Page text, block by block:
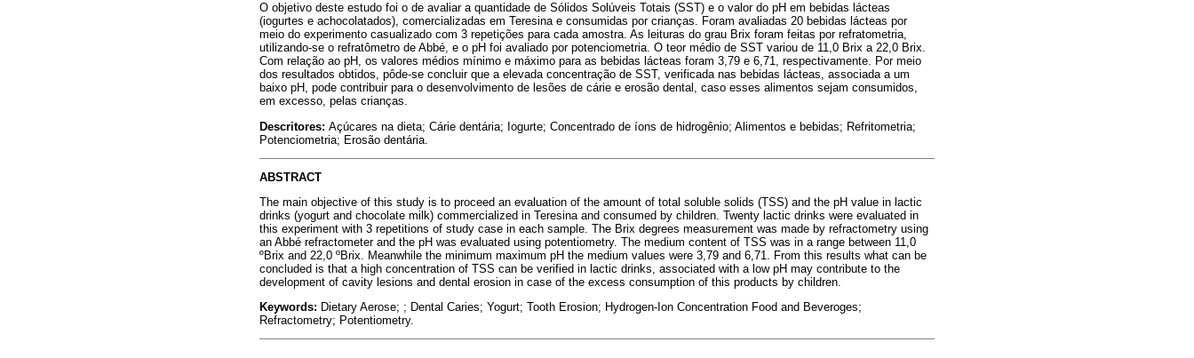
O objetivo deste estudo foi o de avaliar a quantidade de Sólidos Solúveis Totais (SST) e o valor do pH em bebidas lácteas
(iogurtes e achocolatados), comercializadas em Teresina e consumidas por crianças. Foram avaliadas 20 bebidas lácteas por
meio do experimento casualizado com 3 repetições para cada amostra. As leituras do grau Brix foram feitas por refratometria,
utilizando-se o refratômetro de Abbé, e o pH foi avaliado por potenciometria. O teor médio de SST variou de 11,0 Brix a 22,0 Brix.
Com relação ao pH, os valores médios mínimo e máximo para as bebidas lácteas foram 3,79 e 6,71, respectivamente. Por meio
dos resultados obtidos, pôde-se concluir que a elevada concentração de SST, verificada nas bebidas lácteas, associada a um
baixo pH, pode contribuir para o desenvolvimento de lesões de cárie e erosão dental, caso esses alimentos sejam consumidos,
em excesso, pelas crianças.
Descritores: Açúcares na dieta; Cárie dentária; Iogurte; Concentrado de íons de hidrogênio; Alimentos e bebidas; Refritometria;
Potenciometria; Erosão dentária.
ABSTRACT
The main objective of this study is to proceed an evaluation of the amount of total soluble solids (TSS) and the pH value in lactic
drinks (yogurt and chocolate milk) commercialized in Teresina and consumed by children. Twenty lactic drinks were evaluated in
this experiment with 3 repetitions of study case in each sample. The Brix degrees measurement was made by refractometry using
an Abbé refractometer and the pH was evaluated using potentiometry. The medium content of TSS was in a range between 11,0
ºBrix and 22,0 ºBrix. Meanwhile the minimum maximum pH the medium values were 3,79 and 6,71. From this results what can be
concluded is that a high concentration of TSS can be verified in lactic drinks, associated with a low pH may contribute to the
development of cavity lesions and dental erosion in case of the excess consumption of this products by children.
Keywords: Dietary Aerose; ; Dental Caries; Yogurt; Tooth Erosion; Hydrogen-Ion Concentration Food and Beveroges;
Refractometry; Potentiometry.